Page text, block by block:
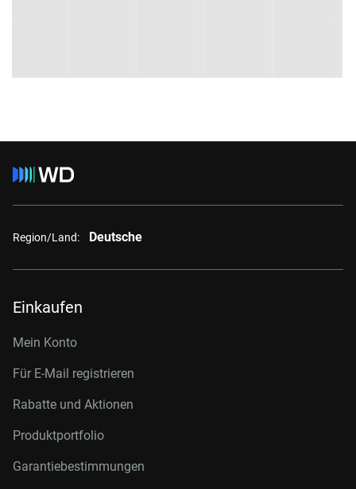
Region/Land: Deutsche
Einkaufen
Mein Konto
Für E-Mail registrieren
Rabatte und Aktionen
Produktportfolio
Garantiebestimmungen